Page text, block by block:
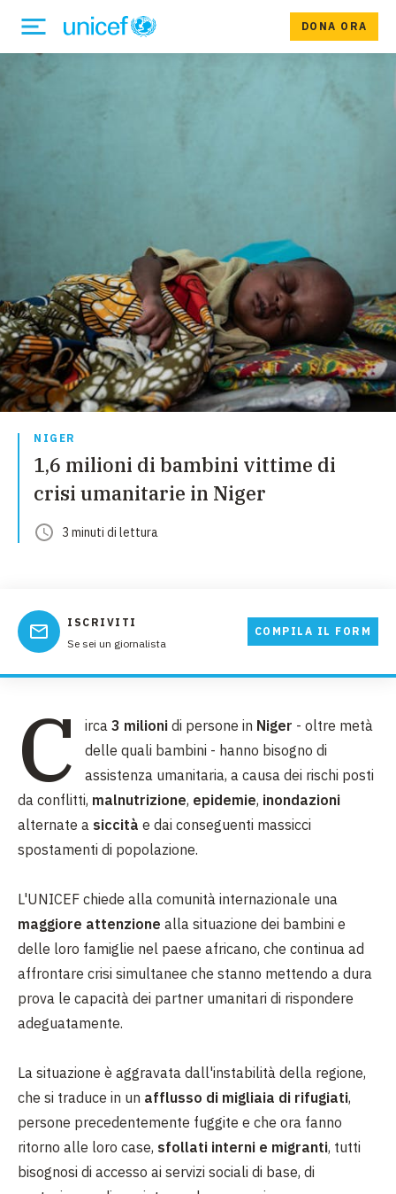
DONA ORA
NIGER
1,6 milioni di bambini vittime di
crisi umanitarie in Niger
3 minuti di lettura
ISCRIVITI
Se sei un giornalista
COMPILA IL FORM
C irca 3 milioni di persone in Niger - oltre metà
delle quali bambini - hanno bisogno di
assistenza umanitaria, a causa dei rischi posti
da conflitti, malnutrizione, epidemie, inondazioni
alternate a siccità e dai conseguenti massicci
spostamenti di popolazione.
L'UNICEF chiede alla comunità internazionale una
maggiore attenzione alla situazione dei bambini e
delle loro famiglie nel paese africano, che continua ad
affrontare crisi simultanee che stanno mettendo a dura
prova le capacità dei partner umanitari di rispondere
adeguatamente.
La situazione è aggravata dall'instabilità della regione,
che si traduce in un afflusso di migliaia di rifugiati,
persone precedentemente fuggite e che ora fanno
ritorno alle loro case, sfollati interni e migranti, tutti
bisognosi di accesso ai servizi sociali di base, di